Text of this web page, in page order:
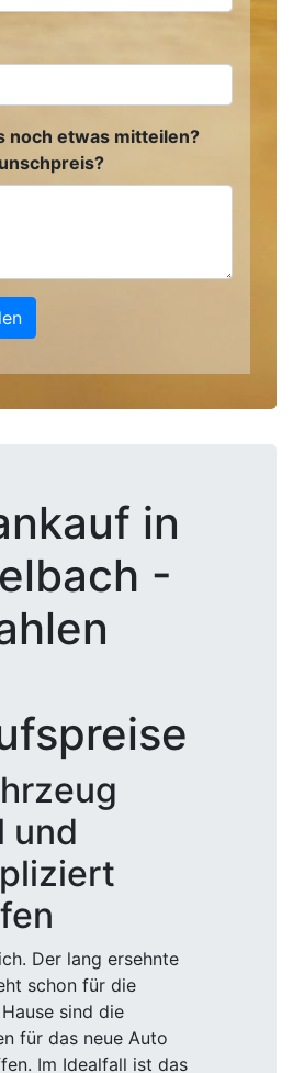
noch etwas mitteilen?
in
-
und
Der lang ersehnte
schon für die
sind die
für das neue Auto
Im Idealfall ist das